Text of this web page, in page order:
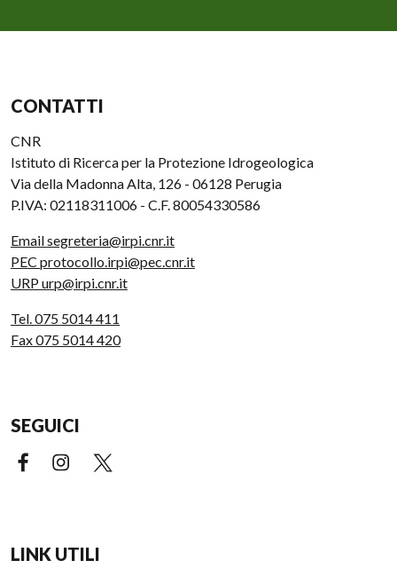
CONTATTI
CNR
Istituto di Ricerca per la Protezione Idrogeologica
Via della Madonna Alta, 126 - 06128 Perugia
P.IVA: 02118311006 - C.F. 80054330586
Email segreteria@irpi.cnr.it
PEC protocollo.irpi@pec.cnr.it
URP urp@irpi.cnr.it
Tel. 075 5014 411
Fax 075 5014 420
SEGUICI
Facebook (link esterno)
Instagram (link esterno)
LINK UTILI